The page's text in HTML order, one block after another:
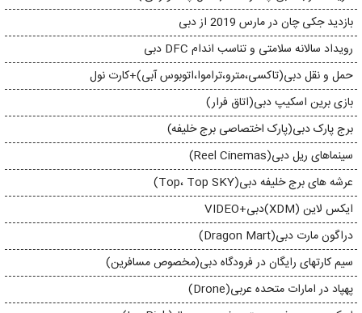
بازدید جکی چان در مارس 2019 از دبی
رویداد سالانه سلامتی و تناسب اندام DFC دبی
حمل و نقل دبی(تاکسی،مترو،تراموا،اتوبوس آبی)+کارت نول
بازی برین اسکیپ دبی(اتاق فرار)
برج پارک دبی(پارک اختصاصی برج خلیفه)
سینماهای ریل دبی(Reel Cinemas)
عرشه های برج خلیفه دبی(Top، Top SKY)
ایکس لاین (XDM)دبی+VIDEO
دراگون مارت دبی(Dragon Mart)
سیم کارتهای رایگان در فرودگاه دبی(مخصوص مسافرین)
پهپاد در امارات متحده عربی(Drone)